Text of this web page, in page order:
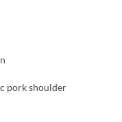
pork shoulder